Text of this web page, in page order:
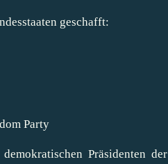
geschafft:
Party
Präsidenten der